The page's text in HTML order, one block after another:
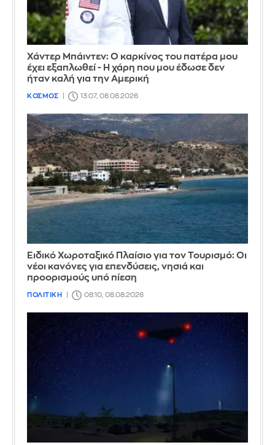
Χάντερ Μπάιντεν: Ο καρκίνος του πατέρα μου
έχει εξαπλωθεί - Η χάρη που μου έδωσε δεν
ήταν καλή για την Αμερική
ΚΟΣΜΟΣ 13:07, 08.08.2026
Ειδικό Χωροταξικό Πλαίσιο για τον Τουρισμό: Οι
νέοι κανόνες για επενδύσεις, νησιά και
προορισμούς υπό πίεση
ΠΟΛΙΤΙΚΗ 08:10, 08.08.2026